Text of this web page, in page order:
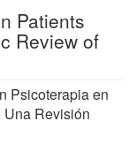
Patients
Review of
Psicoterapia en
Revisión